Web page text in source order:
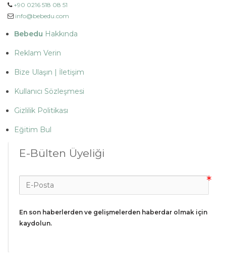
+90 0216 518 08 51
info@bebedu.com
Bebedu Hakkında
Reklam Verin
Bize Ulaşın | İletişim
Kullanıcı Sözleşmesi
Gizlilik Politikası
Eğitim Bul
E-Bülten Üyeliği
En son haberlerden ve gelişmelerden haberdar olmak için
kaydolun.